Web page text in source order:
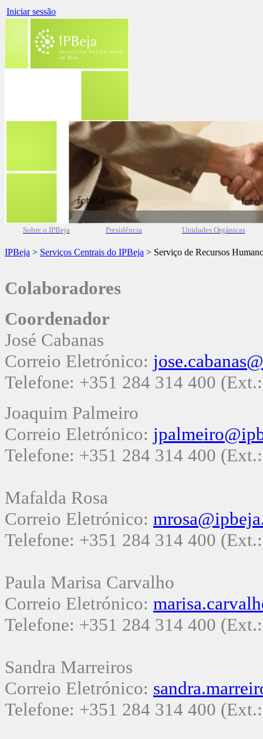
Iniciar sessão
Sobre o IPBeja Presidência Unidades Orgânicas
IPBeja > Serviços Centrais do IPBeja > Serviço de Recursos
Colaboradores
Coordenador
José Cabanas
Correio Eletrónico:
Telefone: +351 284 314 400
Joaquim Palmeiro
Correio Eletrónico:
Telefone: +351 284 314 400
Mafalda Rosa
Correio Eletrónico:
Telefone: +351 284 314 400
Paula Marisa Carvalho
Correio Eletrónico:
Telefone: +351 284 314 400
Sandra Marreiros
Correio Eletrónico:
Telefone: +351 284 314 400